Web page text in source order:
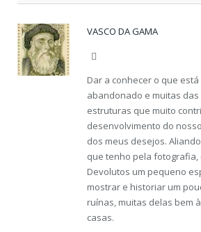
VASCO DA GAMA
Dar a conhecer o que
abandonado e muitas
estruturas que muito
desenvolvimento do
dos meus desejos.
que tenho pela fotografia,
Devolutos um pequeno
mostrar e historiar um
ruínas, muitas delas bem
casas.